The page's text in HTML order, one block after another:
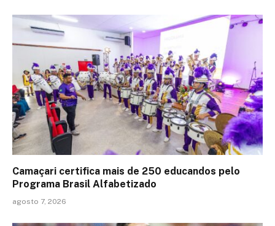
Camaçari certifica mais de 250 educandos pelo
Programa Brasil Alfabetizado
agosto 7, 2026